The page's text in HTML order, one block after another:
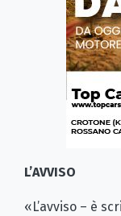
L’AVVISO
«L’avviso – è